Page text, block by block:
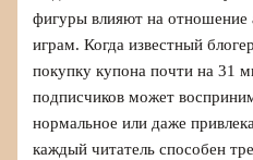
фигуры влияют на отношение
играм. Когда известный
покупку купона почти на 31
подписчиков может
нормальное или даже
каждый читатель способен